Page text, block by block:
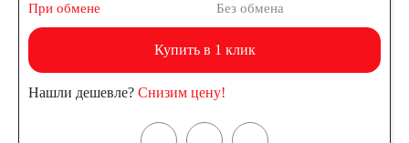
При обмене Без обмена
Купить в 1 клик
Нашли дешевле? Снизим цену!